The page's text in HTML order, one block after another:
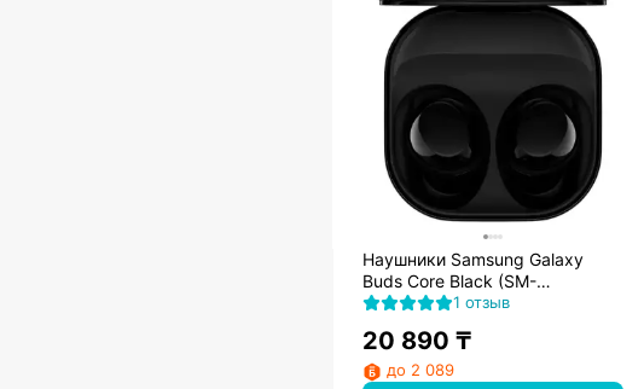
Наушники Samsung Galaxy
Buds Core Black (SM-
R410NZKACIS)1 отзыв
20 890 ₸
до 2 089